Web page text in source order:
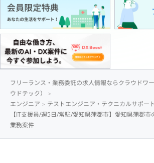
フリーランス・業務委託の求人情報ならクラウドワ
ウドテック）
エンジニア
テストエンジニア・テクニカルサポート
【IT支援員/週5日/常駐/愛知県蒲郡市】愛知県蒲郡市
業務案件